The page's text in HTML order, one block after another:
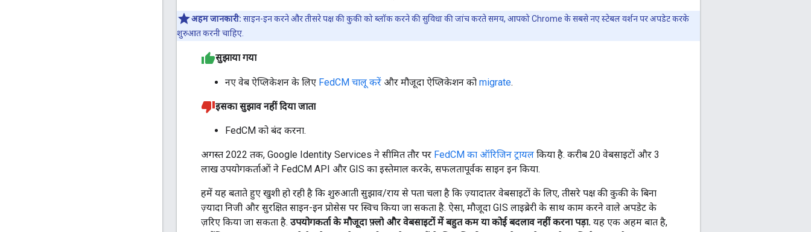
अहम जानकारी: साइन-इन करने और तीसरे पक्ष की कुकी को ब्लॉक करने की सुविधा की जांच करते समय, आपको Chrome के सबसे नए स्टेबल वर्शन पर अपडेट करके
शुरुआत करनी चाहिए.
सुझाया गया
नए वेब ऐप्लिकेशन के लिए FedCM चालू करें और मौजूदा ऐप्लिकेशन को migrate.
इसका सुझाव नहीं दिया जाता
FedCM को बंद करना.
अगस्त 2022 तक, Google Identity Services ने सीमित तौर पर FedCM का ऑरिजिन ट्रायल किया है. करीब 20 वेबसाइटों और 3
लाख उपयोगकर्ताओं ने FedCM API और GIS का इस्तेमाल करके, सफलतापूर्वक साइन इन किया.
हमें यह बताते हुए खुशी हो रही है कि शुरुआती सुझाव/राय से पता चला है कि ज़्यादातर वेबसाइटों के लिए, तीसरे पक्ष की कुकी के बिना
ज़्यादा निजी और सुरक्षित साइन-इन प्रोसेस पर स्विच किया जा सकता है. ऐसा, मौजूदा GIS लाइब्रेरी के साथ काम करने वाले अपडेट के
ज़रिए किया जा सकता है. उपयोगकर्ता के मौजूदा फ़्लो और वेबसाइटों में बहुत कम या कोई बदलाव नहीं करना पड़ा. यह एक अहम बात है,